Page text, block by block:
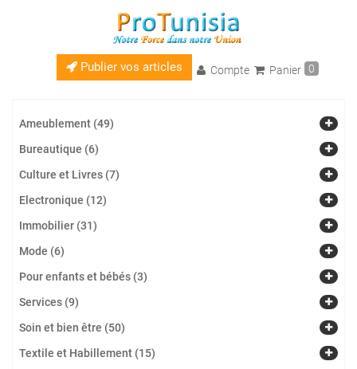
Publier vos articles Compte Panier 0
Ameublement (49)
Bureautique (6)
Culture et Livres (7)
Electronique (12)
Immobilier (31)
Mode (6)
Pour enfants et bébés (3)
Services (9)
Soin et bien être (50)
Textile et Habillement (15)